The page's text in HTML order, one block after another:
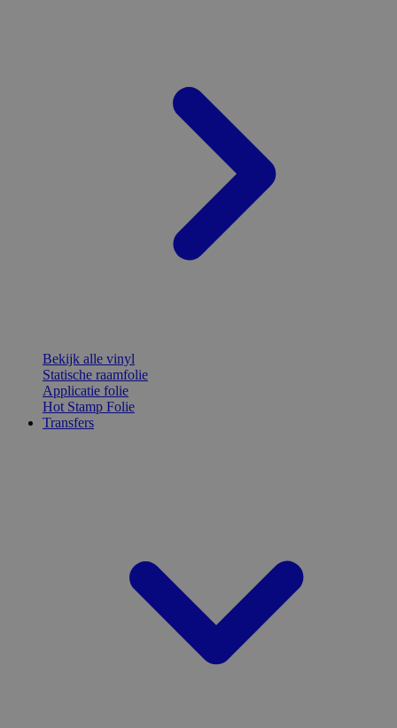
Bekijk alle vinyl
Statische raamfolie
Applicatie folie
Hot Stamp Folie
Transfers